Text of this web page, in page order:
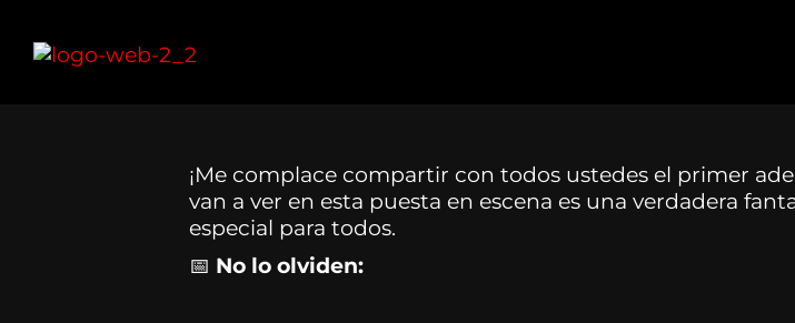
contenido
¡Me complace compartir con todos ustedes el primer
van a ver en esta puesta en escena es una verdadera
especial para todos.
📅 No lo olviden: